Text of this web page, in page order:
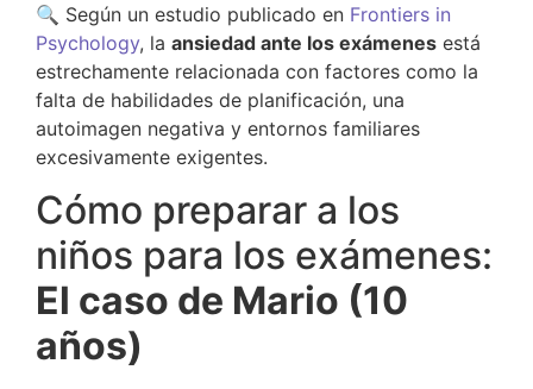
🔍 Según un estudio publicado en Frontiers in
Psychology, la ansiedad ante los exámenes está
estrechamente relacionada con factores como la
falta de habilidades de planificación, una
autoimagen negativa y entornos familiares
excesivamente exigentes.
Cómo preparar a los
niños para los exámenes:
El caso de Mario (10
años)